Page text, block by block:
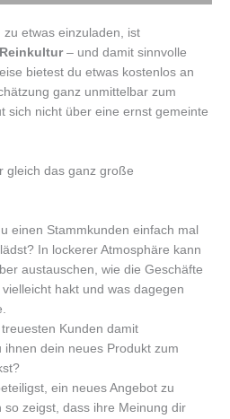
etwas einzuladen, ist
– und damit sinnvolle
bietest du etwas kostenlos an
ganz unmittelbar zum
sich nicht über eine ernst gemeinte
gleich das ganz große
einen Stammkunden einfach mal
In lockerer Atmosphäre kann
austauschen, wie die Geschäfte
hakt und was dagegen
Kunden damit
ihnen dein neues Produkt zum
ein neues Angebot zu
so zeigst, dass ihre Meinung dir